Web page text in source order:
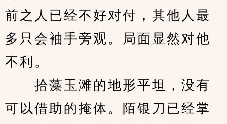
前之人已经不好对付，其他人最
多只会袖手旁观。局面显然对他
不利。
拾藻玉滩的地形平坦，没有
可以借助的掩体。陌银刀已经掌